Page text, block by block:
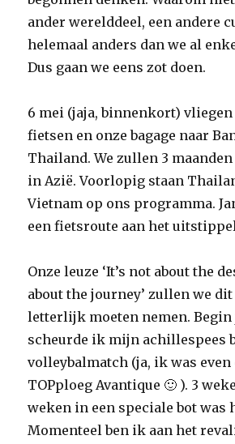
ander werelddeel, een andere
helemaal anders dan we al
Dus gaan we eens zot doen.
6 mei (jaja, binnenkort) vliegen
fietsen en onze bagage naar
Thailand. We zullen 3
in Azië. Voorlopig staan
Vietnam op ons programma.
een fietsroute aan het
Onze leuze ‘It’s not about the
about the journey’ zullen we
letterlijk moeten nemen.
scheurde ik mijn achillespees
volleybalmatch (ja, ik was
TOPploeg Avantique 🙂 ). 3
weken in een speciale bot was
Momenteel ben ik aan het